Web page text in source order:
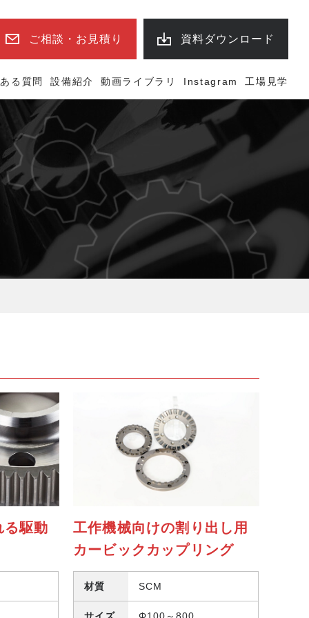
ご相談・お見積り 資料ダウンロード
る質問 設備紹介 動画ライブラリ Instagram 工場見学
る駆動
工作機械向けの割り出し用
カービックカップリング
材質 SCM